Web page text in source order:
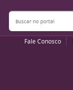
Buscar no portal
Fale Conosco